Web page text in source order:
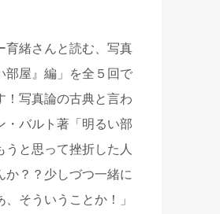
育緒さんと読む、写真
部屋』編」を全５回で
！写真論の古典と言わ
・バルト著「明るい部
うと思って挫折した人
か？？少しづつ一緒に
そういうことか！」